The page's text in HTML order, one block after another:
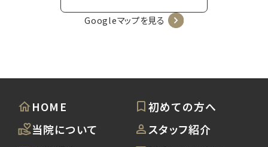
Googleマップを見る
HOME
初めての方へ
当院について
スタッフ紹介